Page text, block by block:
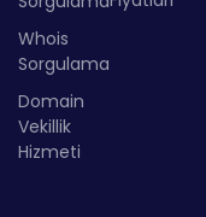
Whois
Sorgulama
Domain
Vekillik
Hizmeti